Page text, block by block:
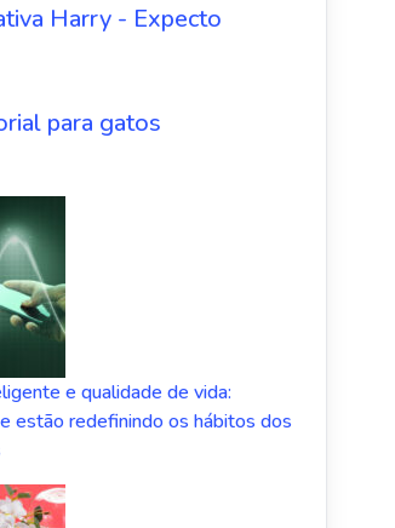
Harry - Expecto
para gatos
e qualidade de vida:
estão redefinindo os hábitos dos